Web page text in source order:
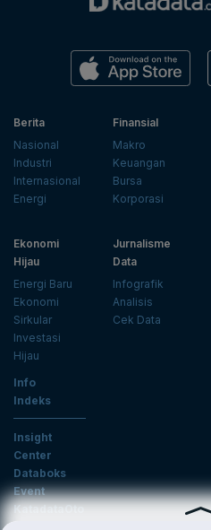
Berita
Nasional
Industri
Internasional
Energi
Finansial
Makro
Keuangan
Bursa
Korporasi
Ekonomi
Hijau
Energi Baru
Ekonomi
Sirkular
Investasi
Hijau
Jurnalisme
Data
Infografik
Analisis
Cek Data
Info
Indeks
Insight
Center
Databoks
Event
KatadataOto